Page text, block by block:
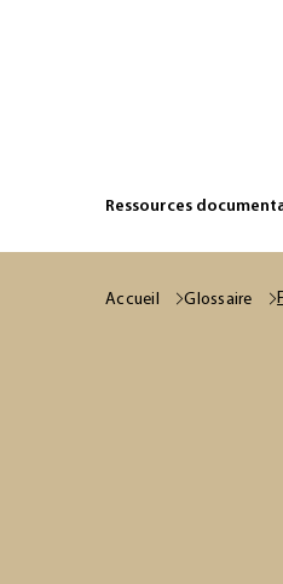
Ressources
Accueil Glossaire